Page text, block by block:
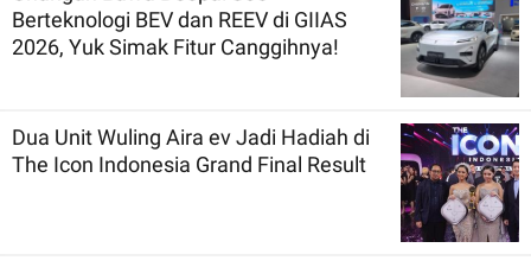
Berteknologi BEV dan REEV di GIIAS
2026, Yuk Simak Fitur Canggihnya!
Dua Unit Wuling Aira ev Jadi Hadiah di
The Icon Indonesia Grand Final Result